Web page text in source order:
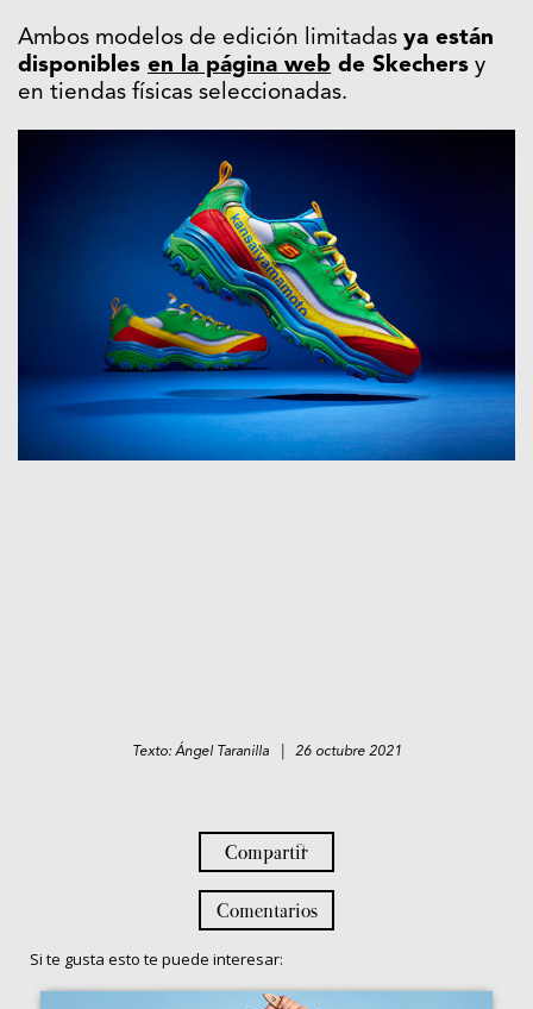
Ambos modelos de edición limitadas ya están
disponibles en la página web de Skechers y
en tiendas físicas seleccionadas.
Texto: Ángel Taranilla | 26 octubre 2021
Compartir
Comentarios
Si te gusta esto te puede interesar: